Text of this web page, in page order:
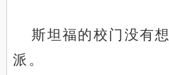
斯坦福的校门没有
派。